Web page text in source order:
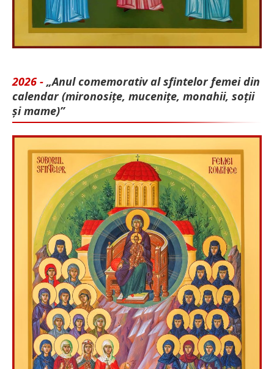
2026 - „Anul comemorativ al sfintelor femei din
calendar (mironosițe, mu­cenițe, monahii, soții
și mame)”